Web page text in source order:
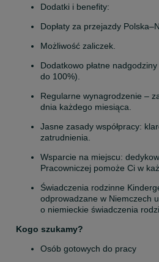
Dodatki i benefity:
Dopłaty za przejazdy
Możliwość zaliczek.
Dodatkowo płatne
do 100%).
Regularne wynagrodzenie –
dnia każdego miesiąca.
Jasne zasady współpracy:
zatrudnienia.
Wsparcie na miejscu:
Pracowniczej pomoże Ci w
Świadczenia rodzinne
odprowadzane w Niemczech
o niemieckie świadczenia
Kogo szukamy?
Osób gotowych do pracy